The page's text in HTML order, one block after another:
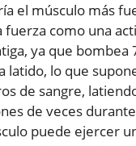
el músculo más
fuerza como una
ya que bombea
latido, lo que
de sangre,
de veces
puede ejercer